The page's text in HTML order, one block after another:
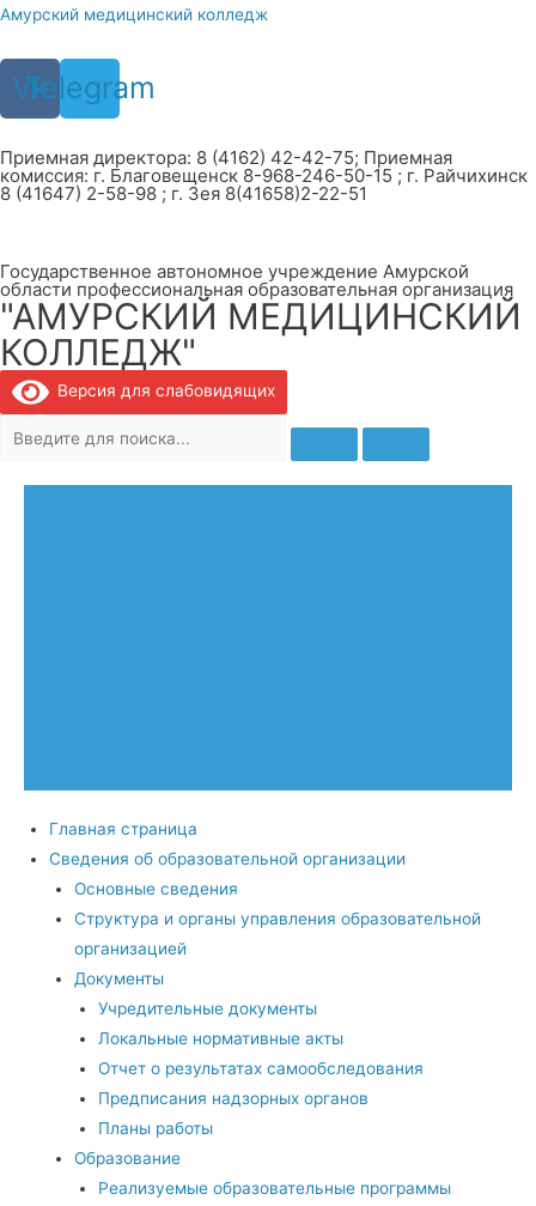
Перейти
содержимому
Амурский медицинский колледж
Vk
Telegram
Приемная директора: 8 (4162) 42-42-75; Приемная
комиссия: г. Благовещенск 8-968-246-50-15 ; г. Райчихинск
8 (41647) 2-58-98 ; г. Зея 8(41658)2-22-51
Государственное автономное учреждение Амурской
области профессиональная образовательная организация
"АМУРСКИЙ МЕДИЦИНСКИЙ
КОЛЛЕДЖ"
Версия для слабовидящих
Главная страница
Сведения об образовательной организации
Основные сведения
Структура и органы управления образовательной
организацией
Документы
Учредительные документы
Локальные нормативные акты
Отчет о результатах самообследования
Предписания надзорных органов
Планы работы
Образование
Реализуемые образовательные программы